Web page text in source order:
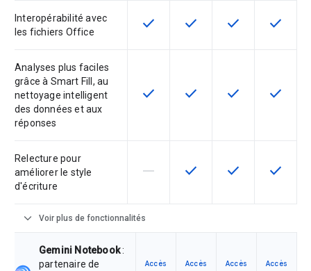
Interopérabilité avec
les fichiers Office
Cette fonctionnalité est disponible
check Cette fonctionnalité est
check Cette
check Cette
check
Analyses plus faciles
grâce à Smart Fill, au
nettoyage intelligent
des données et aux
réponses
Cette fonctionnalité est disponible
check Cette fonctionnalité est
check Cette
check Cette
check
Relecture pour
améliorer le style
d'écriture
Cette fonctionnalité n'est pas
horizontal_rule Cette fonctionnalité est
check Cette
check Cette
check
expand_more Voir plus de fonctionnalités
Gemini Notebook:
partenaire de
Accès
Accès
Accès
Accès